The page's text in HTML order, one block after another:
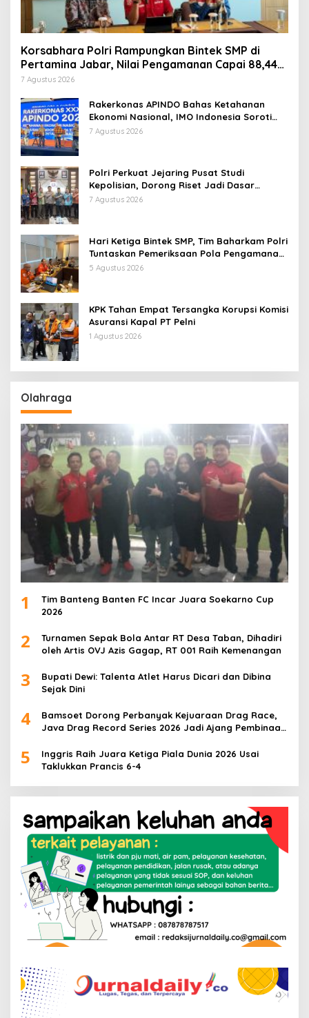
Korsabhara Polri Rampungkan Bintek SMP di
Pertamina Jabar, Nilai Pengamanan Capai 88,44
Persen
7 Agustus 2026
Rakerkonas APINDO Bahas Ketahanan
Ekonomi Nasional, IMO Indonesia Soroti
Pentingnya Kolaborasi Lintas Sektor
7 Agustus 2026
Polri Perkuat Jejaring Pusat Studi
Kepolisian, Dorong Riset Jadi Dasar
Kebijakan dan Inovasi
7 Agustus 2026
Hari Ketiga Bintek SMP, Tim Baharkam Polri
Tuntaskan Pemeriksaan Pola Pengamanan
Pertamina Patra Niaga Jabar
5 Agustus 2026
KPK Tahan Empat Tersangka Korupsi Komisi
Asuransi Kapal PT Pelni
1 Agustus 2026
Olahraga
1
Tim Banteng Banten FC Incar Juara Soekarno Cup
2026
2
Turnamen Sepak Bola Antar RT Desa Taban, Dihadiri
oleh Artis OVJ Azis Gagap, RT 001 Raih Kemenangan
3
Bupati Dewi: Talenta Atlet Harus Dicari dan Dibina
Sejak Dini
4
Bamsoet Dorong Perbanyak Kejuaraan Drag Race,
Java Drag Record Series 2026 Jadi Ajang Pembinaan
5
Inggris Raih Juara Ketiga Piala Dunia 2026 Usai
Taklukkan Prancis 6-4